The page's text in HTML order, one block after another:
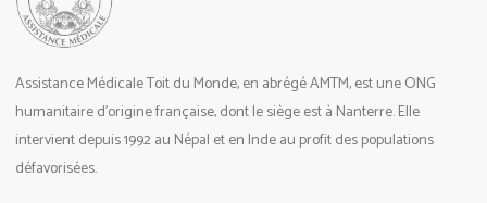
Assistance Médicale Toit du Monde, en abrégé AMTM, est une ONG
humanitaire d’origine française, dont le siège est à Nanterre. Elle
intervient depuis 1992 au Népal et en Inde au profit des populations
défavorisées.